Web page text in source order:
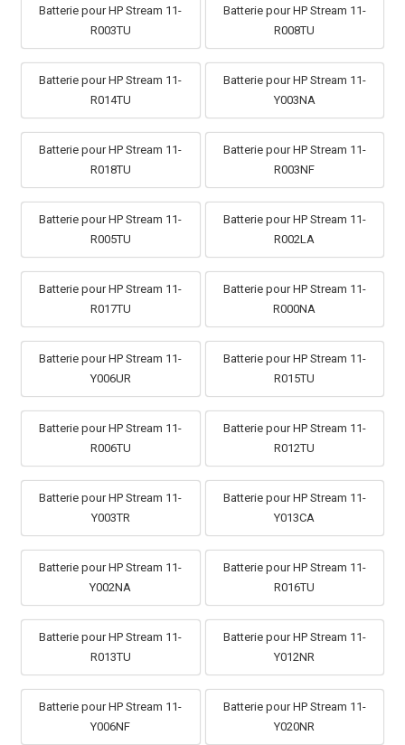
Batterie pour HP Stream 11-
R003TU
Batterie pour HP Stream 11-
R008TU
Batterie pour HP Stream 11-
R014TU
Batterie pour HP Stream 11-
Y003NA
Batterie pour HP Stream 11-
R018TU
Batterie pour HP Stream 11-
R003NF
Batterie pour HP Stream 11-
R005TU
Batterie pour HP Stream 11-
R002LA
Batterie pour HP Stream 11-
R017TU
Batterie pour HP Stream 11-
R000NA
Batterie pour HP Stream 11-
Y006UR
Batterie pour HP Stream 11-
R015TU
Batterie pour HP Stream 11-
R006TU
Batterie pour HP Stream 11-
R012TU
Batterie pour HP Stream 11-
Y003TR
Batterie pour HP Stream 11-
Y013CA
Batterie pour HP Stream 11-
Y002NA
Batterie pour HP Stream 11-
R016TU
Batterie pour HP Stream 11-
R013TU
Batterie pour HP Stream 11-
Y012NR
Batterie pour HP Stream 11-
Y006NF
Batterie pour HP Stream 11-
Y020NR